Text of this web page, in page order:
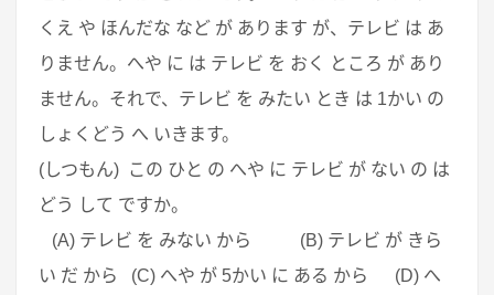
くえ や ほんだな など が あります が、テレビ は あ
りません。へや に は テレビ を おく ところ が あり
ません。それで、テレビ を みたい とき は 1かい の
しょくどう へ いきます。
(しつもん) この ひと の へや に テレビ が ない の は
どう して ですか。
(A) テレビ を みない から (B) テレビ が きら
い だ から (C) へや が 5かい に ある から (D) へ